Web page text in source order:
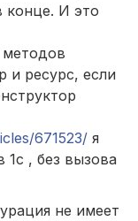
конце. И это
и ресурс, если
671523/ я
1с , без вызова
не имеет